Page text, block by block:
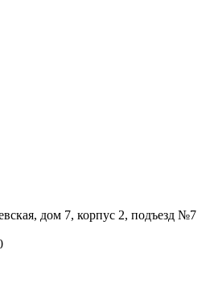
дом 7, корпус 2, подъезд №7